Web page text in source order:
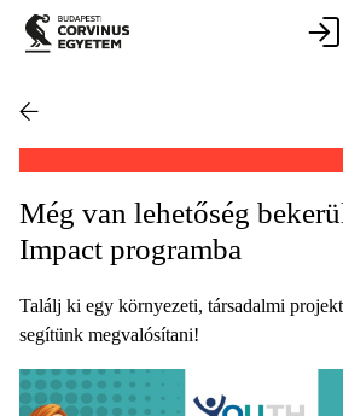
Még van lehetőség
Impact programba
Találj ki egy környezeti, társadalmi
segítünk megvalósítani!